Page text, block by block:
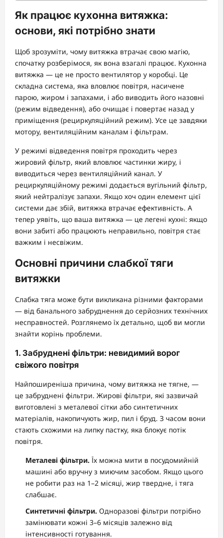
Як працює кухонна витяжка:
основи, які потрібно знати
Щоб зрозуміти, чому витяжка втрачає свою магію,
спочатку розберімося, як вона взагалі працює. Кухонна
витяжка — це не просто вентилятор у коробці. Це
складна система, яка вловлює повітря, насичене
парою, жиром і запахами, і або виводить його назовні
(режим відведення), або очищає і повертає назад у
приміщення (рециркуляційний режим). Усе це завдяки
мотору, вентиляційним каналам і фільтрам.
У режимі відведення повітря проходить через
жировий фільтр, який вловлює частинки жиру, і
виводиться через вентиляційний канал. У
рециркуляційному режимі додається вугільний фільтр,
який нейтралізує запахи. Якщо хоч один елемент цієї
системи дає збій, витяжка втрачає ефективність. А
тепер уявіть, що ваша витяжка — це легені кухні: якщо
вони забиті або працюють неправильно, повітря стає
важким і несвіжим.
Основні причини слабкої тяги
витяжки
Слабка тяга може бути викликана різними факторами
— від банального забруднення до серйозних технічних
несправностей. Розглянемо їх детально, щоб ви могли
знайти корінь проблеми.
1. Забруднені фільтри: невидимий ворог
свіжого повітря
Найпоширеніша причина, чому витяжка не тягне, —
це забруднені фільтри. Жирові фільтри, які зазвичай
виготовлені з металевої сітки або синтетичних
матеріалів, накопичують жир, пил і бруд. З часом вони
стають схожими на липку пастку, яка блокує потік
повітря.
Металеві фільтри. Їх можна мити в посудомийній
машині або вручну з миючим засобом. Якщо цього
не робити раз на 1–2 місяці, жир твердне, і тяга
слабшає.
Синтетичні фільтри. Одноразові фільтри потрібно
замінювати кожні 3–6 місяців залежно від
інтенсивності готування.